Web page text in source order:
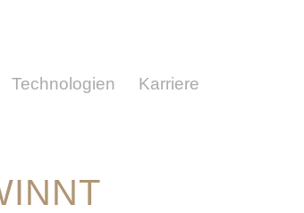
Technologien Karriere